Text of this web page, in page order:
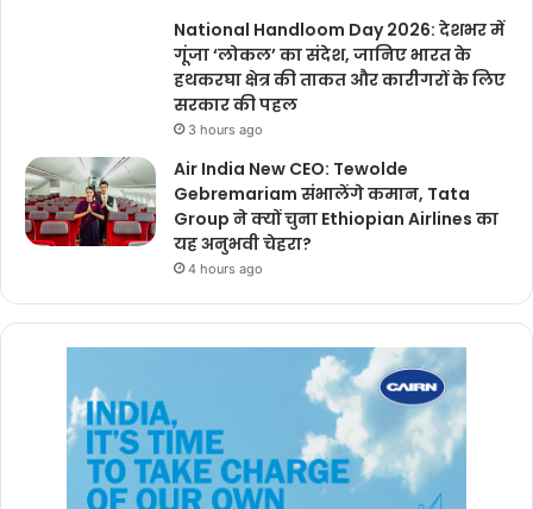
National Handloom Day 2026: देशभर में
गूंजा ‘लोकल’ का संदेश, जानिए भारत के
हथकरघा क्षेत्र की ताकत और कारीगरों के लिए
सरकार की पहल
3 hours ago
Air India New CEO: Tewolde
Gebremariam संभालेंगे कमान, Tata
Group ने क्यों चुना Ethiopian Airlines का
यह अनुभवी चेहरा?
4 hours ago